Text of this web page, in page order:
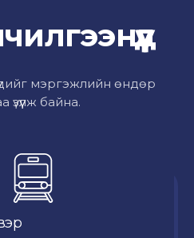
мэргэжлийн өндөр
үзүүлж байна.